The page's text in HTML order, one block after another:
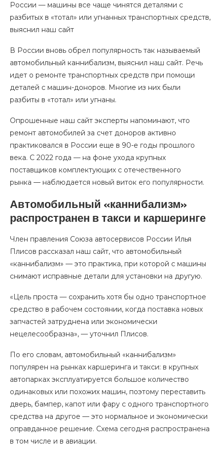
России — машины все чаще чинятся деталями с
разбитых в «тотал» или угнанных транспортных средств,
выяснил наш сайт
В России вновь обрел популярность так называемый
автомобильный каннибализм, выяснил наш сайт. Речь
идет о ремонте транспортных средств при помощи
деталей с машин-доноров. Многие из них были
разбиты в «тотал» или угнаны.
Опрошенные наш сайт эксперты напоминают, что
ремонт автомобилей за счет доноров активно
практиковался в России еще в 90-е годы прошлого
века. С 2022 года — на фоне ухода крупных
поставщиков комплектующих с отечественного
рынка — наблюдается новый виток его популярности.
Автомобильный «каннибализм»
распространен в такси и каршеринге
Член правления Союза автосервисов России Илья
Плисов рассказал наш сайт, что автомобильный
«каннибализм» — это практика, при которой с машины
снимают исправные детали для установки на другую.
«Цель проста — сохранить хотя бы одно транспортное
средство в рабочем состоянии, когда поставка новых
запчастей затруднена или экономически
нецелесообразна», — уточнил Плисов.
По его словам, автомобильный «каннибализм»
популярен на рынках каршеринга и такси: в крупных
автопарках эксплуатируется большое количество
одинаковых или похожих машин, поэтому переставить
дверь, бампер, капот или фару с одного транспортного
средства на другое — это нормальное и экономически
оправданное решение. Схема сегодня распространена
в том числе и в авиации.